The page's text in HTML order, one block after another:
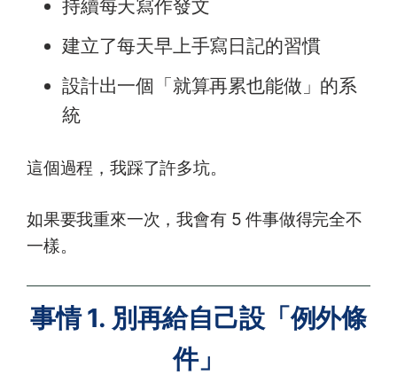
持續每天寫作發文
建立了每天早上手寫日記的習慣
設計出一個「就算再累也能做」的系
統
這個過程，我踩了許多坑。
如果要我重來一次，我會有 5 件事做得完全不
一樣。
事情 1. 別再給自己設「例外條
件」